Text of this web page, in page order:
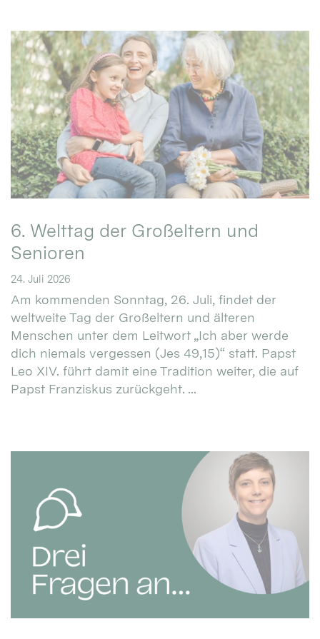
6. Welttag der Großeltern und
Senioren
24. Juli 2026
Am kommenden Sonntag, 26. Juli, findet der
weltweite Tag der Großeltern und älteren
Menschen unter dem Leitwort „Ich aber werde
dich niemals vergessen (Jes 49,15)“ statt. Papst
Leo XIV. führt damit eine Tradition weiter, die auf
Papst Franziskus zurückgeht. ...